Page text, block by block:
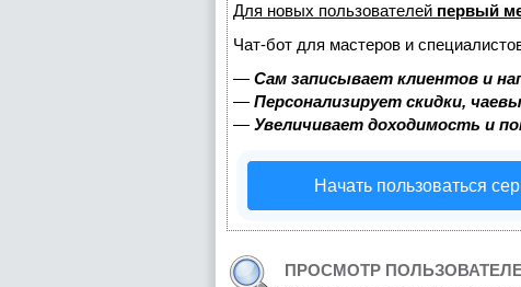
Для новых пользователей первый
Чат-бот для мастеров и
— Сам записывает клиентов и
— Персонализирует скидки,
— Увеличивает доходимость и
Начать пользоваться
ПРОСМОТР